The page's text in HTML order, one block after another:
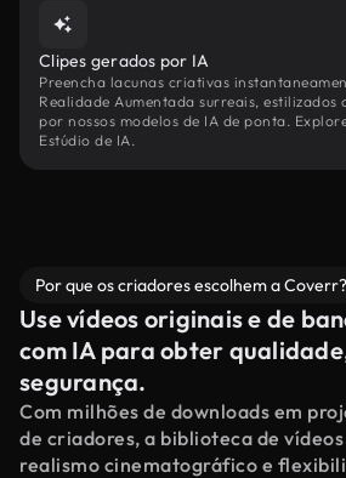
Clipes gerados por IA
Preencha lacunas criativas
Realidade Aumentada surreais, estilizados
por nossos modelos de IA de ponta.
Estúdio de IA.
Por que os criadores escolhem a Coverr?
Use vídeos originais e de
com IA para obter
segurança.
Com milhões de downloads em
de criadores, a biblioteca de
realismo cinematográfico e